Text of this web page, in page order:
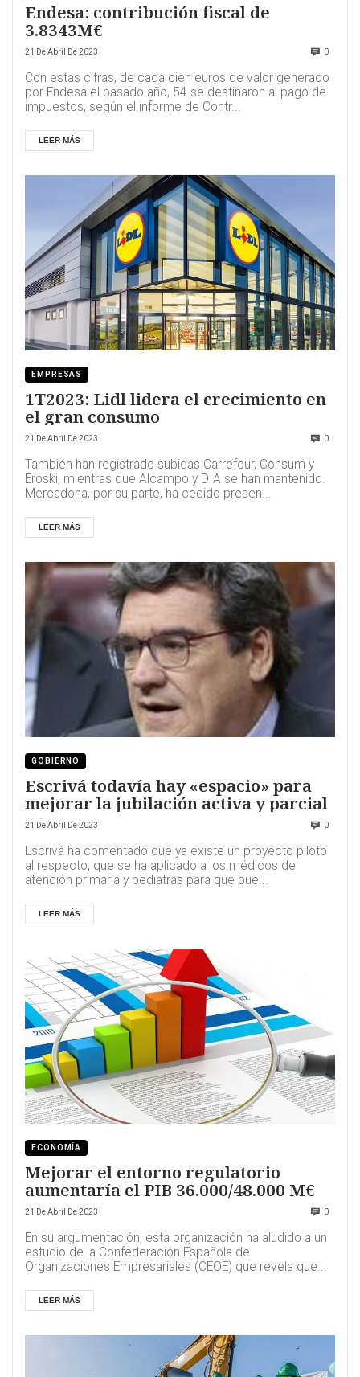
Endesa: contribución fiscal de
3.8343M€
21 De Abril De 2023 0
Con estas cifras, de cada cien euros de valor generado
por Endesa el pasado año, 54 se destinaron al pago de
impuestos, según el informe de Contr...
LEER MÁS
EMPRESAS
1T2023: Lidl lidera el crecimiento en
el gran consumo
21 De Abril De 2023 0
También han registrado subidas Carrefour, Consum y
Eroski, mientras que Alcampo y DIA se han mantenido.
Mercadona, por su parte, ha cedido presen...
LEER MÁS
GOBIERNO
Escrivá todavía hay «espacio» para
mejorar la jubilación activa y parcial
21 De Abril De 2023 0
Escrivá ha comentado que ya existe un proyecto piloto
al respecto, que se ha aplicado a los médicos de
atención primaria y pediatras para que pue...
LEER MÁS
ECONOMÍA
Mejorar el entorno regulatorio
aumentaría el PIB 36.000/48.000 M€
21 De Abril De 2023 0
En su argumentación, esta organización ha aludido a un
estudio de la Confederación Española de
Organizaciones Empresariales (CEOE) que revela que...
LEER MÁS